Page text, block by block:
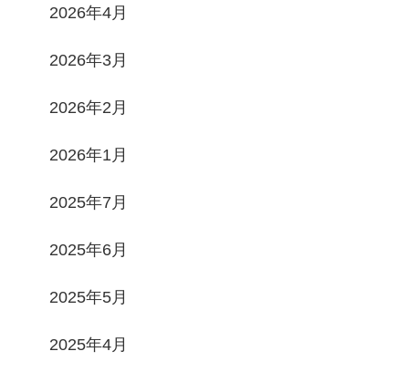
2026年4月
2026年3月
2026年2月
2026年1月
2025年7月
2025年6月
2025年5月
2025年4月